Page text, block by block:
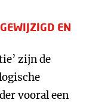
EN
zijn de
vooral een